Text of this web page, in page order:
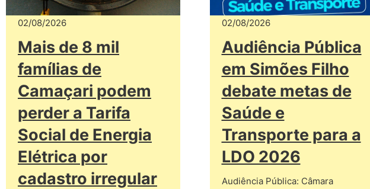
02/08/2026
Mais de 8 mil
famílias de
Camaçari podem
perder a Tarifa
Social de Energia
Elétrica por
cadastro irregular
02/08/2026
Audiência Pública
em Simões Filho
debate metas de
Saúde e
Transporte para a
LDO 2026
Audiência Pública: Câmara